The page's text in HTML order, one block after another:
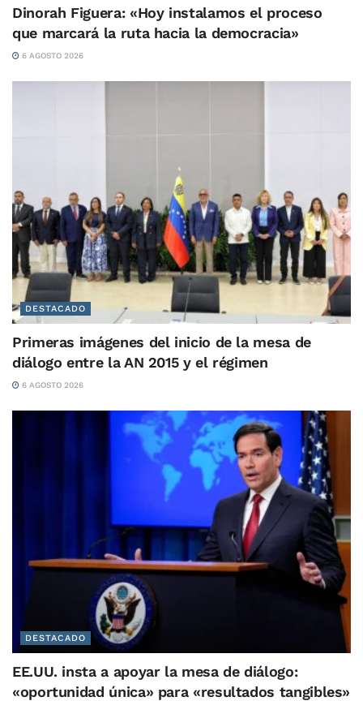
Dinorah Figuera: «Hoy instalamos el proceso
que marcará la ruta hacia la democracia»
6 AGOSTO 2026
DESTACADO
Primeras imágenes del inicio de la mesa de
diálogo entre la AN 2015 y el régimen
6 AGOSTO 2026
DESTACADO
EE.UU. insta a apoyar la mesa de diálogo:
«oportunidad única» para «resultados tangibles»